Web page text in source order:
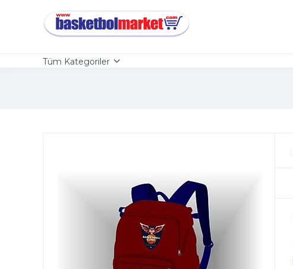
Tüm Kategoriler